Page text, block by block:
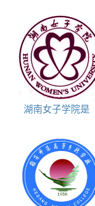
湖南女子学院是